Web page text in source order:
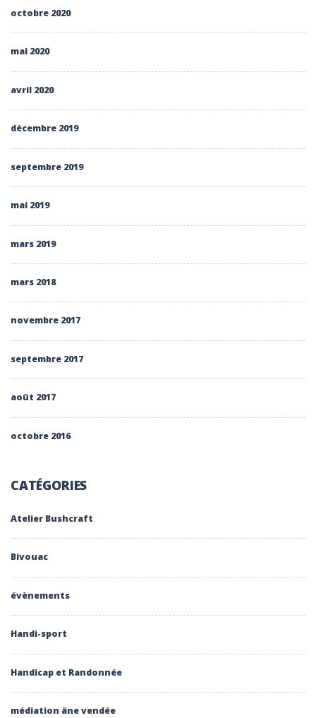
octobre 2020
mai 2020
avril 2020
décembre 2019
septembre 2019
mai 2019
mars 2019
mars 2018
novembre 2017
septembre 2017
août 2017
octobre 2016
CATÉGORIES
Atelier Bushcraft
Bivouac
évènements
Handi-sport
Handicap et Randonnée
médiation âne vendée